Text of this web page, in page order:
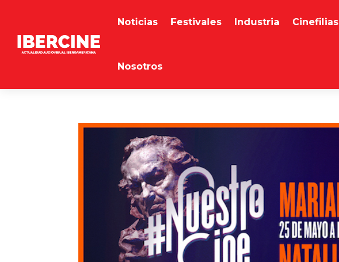
Noticias Festivales Industria Cinefilias
Nosotros